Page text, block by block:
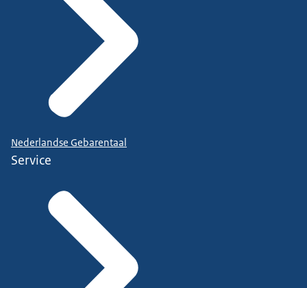
Nederlandse Gebarentaal
Service